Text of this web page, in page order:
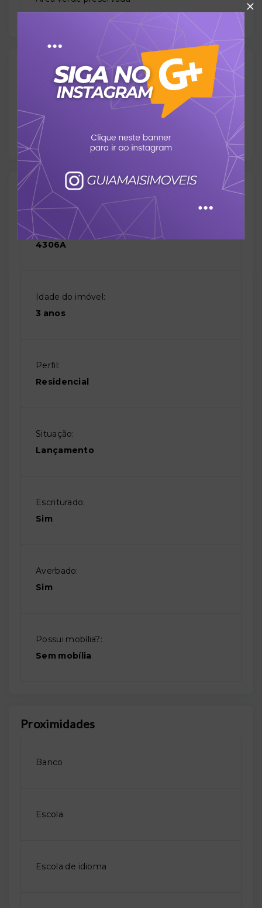
Valores
Aceita Financiamento:
Sim
Outras Informações
Referência:
4306A
Idade do imóvel:
3 anos
Perfil:
Residencial
Situação:
Lançamento
Escriturado:
Sim
Averbado:
Sim
Possui mobília?:
Sem mobília
Proximidades
Banco
Escola
Escola de idioma